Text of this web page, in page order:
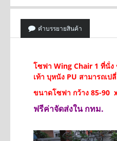
คำบรรยายสินค้า
โซฟา Wing Chair 1 ที่นั่ง
เท้า บุหนัง PU สามารถเ
ขนาดโซฟา กว้าง 85-90
ฟรีค่าจัดส่งใน กทม.